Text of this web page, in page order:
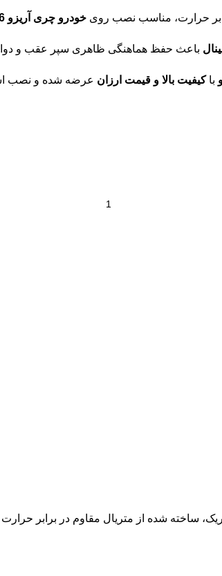
خودرو چری آریزو 6 پرو (Chery
باعث حفظ هماهنگی ظاهری سپر عقب و
با کیفیت بالا و قیمت ارزان عرضه شده و نصب